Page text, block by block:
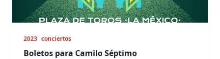
2023 conciertos
Boletos para Camilo Séptimo